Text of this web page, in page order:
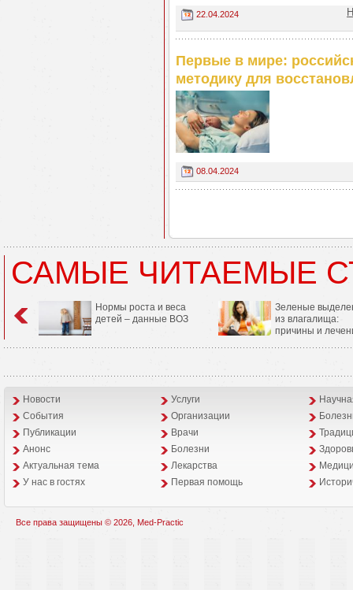
22.04.2024
Первые в мире:
методику для
08.04.2024
САМЫЕ ЧИТАЕМЫЕ
Нормы роста и веса
детей – данные ВОЗ
Зеленые
из влагалища:
причины и
Новости Услуги
События
Организации
Публикации
Врачи
Анонс
Болезни
Aктуальная тема
Лекарства
У нас в гостях
Первая помощь
Все права защищены © 2026, Med-Practic